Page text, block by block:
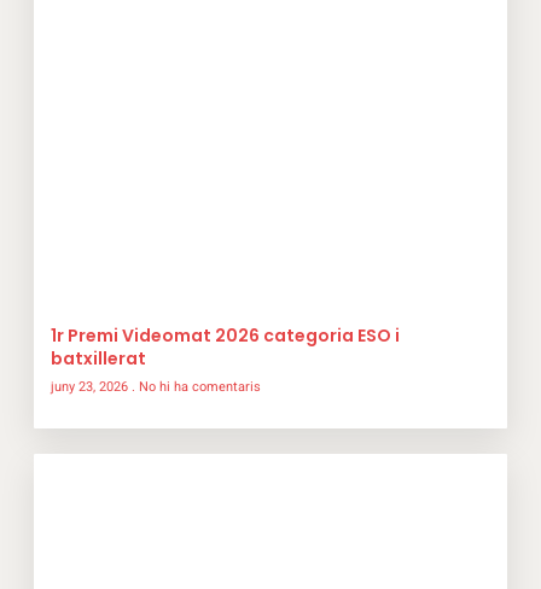
1r Premi Videomat 2026 categoria ESO i
batxillerat
juny 23, 2026 No hi ha comentaris